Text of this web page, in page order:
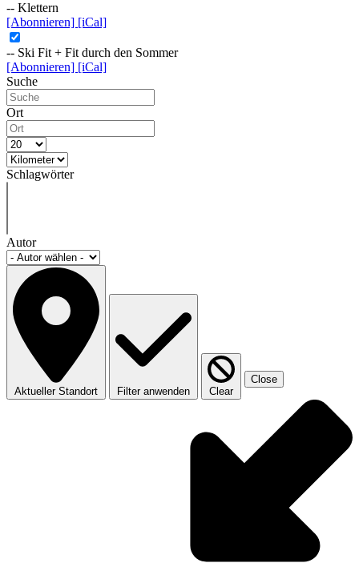
-- Klettern
[Abonnieren] [iCal]
-- Ski Fit + Fit durch den Sommer
[Abonnieren] [iCal]
Suche
Ort
Schlagwörter
Autor
Aktueller Standort Filter anwenden Clear
Close